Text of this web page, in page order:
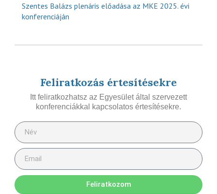
Szentes Balázs plenáris előadása az MKE 2025. évi
konferenciáján
Feliratkozás értesítésekre
Itt feliratkozhatsz az Egyesület által szervezett
konferenciákkal kapcsolatos értesítésekre.
Feliratkozom